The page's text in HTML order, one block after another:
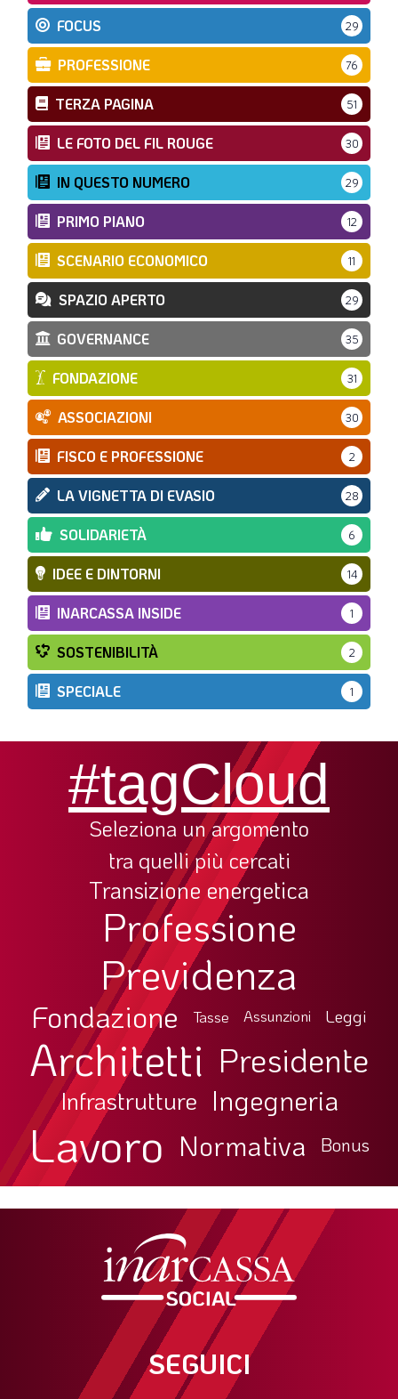
FOCUS 29
PROFESSIONE 76
TERZA PAGINA 51
LE FOTO DEL FIL ROUGE 30
IN QUESTO NUMERO 29
PRIMO PIANO 12
SCENARIO ECONOMICO 11
SPAZIO APERTO 29
GOVERNANCE 35
FONDAZIONE 31
ASSOCIAZIONI 30
FISCO E PROFESSIONE 2
LA VIGNETTA DI EVASIO 28
SOLIDARIETÀ 6
IDEE E DINTORNI 14
INARCASSA INSIDE 1
SOSTENIBILITÀ 2
SPECIALE 1
#tagCloud
Seleziona un argomento
tra quelli più cercati
Transizione energetica
Professione
Previdenza
Fondazione Tasse Assunzioni Leggi
Architetti Presidente
Infrastrutture Ingegneria
Lavoro Normativa Bonus
SEGUICI